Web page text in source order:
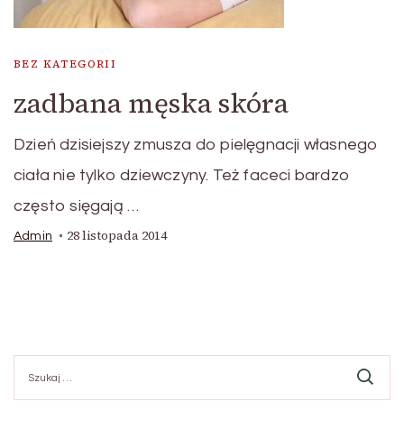
BEZ KATEGORII
zadbana męska skóra
Dzień dzisiejszy zmusza do pielęgnacji własnego
ciała nie tylko dziewczyny. Też faceci bardzo
często sięgają …
Admin 28 listopada 2014